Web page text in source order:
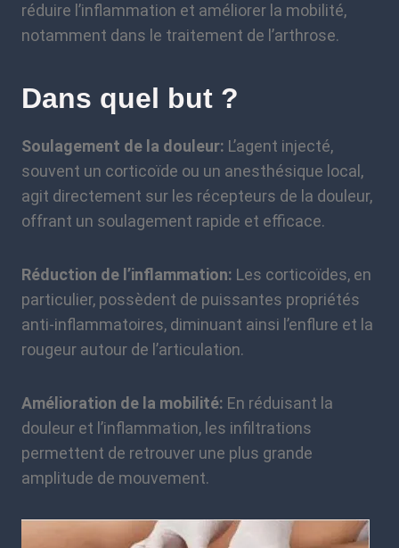
réduire l’inflammation et améliorer la mobilité,
notamment dans le traitement de l’arthrose.
Dans quel but ?
Soulagement de la douleur: L’agent injecté,
souvent un corticoïde ou un anesthésique local,
agit directement sur les récepteurs de la douleur,
offrant un soulagement rapide et efficace.
Réduction de l’inflammation: Les corticoïdes, en
particulier, possèdent de puissantes propriétés
anti-inflammatoires, diminuant ainsi l’enflure et la
rougeur autour de l’articulation.
Amélioration de la mobilité: En réduisant la
douleur et l’inflammation, les infiltrations
permettent de retrouver une plus grande
amplitude de mouvement.